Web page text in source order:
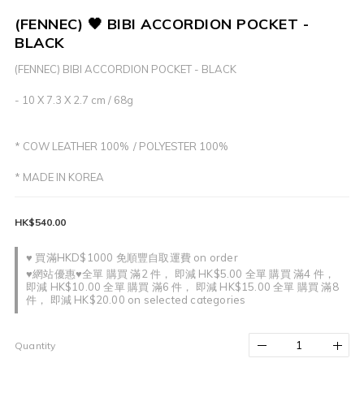
(FENNEC) 🖤 BIBI ACCORDION POCKET -
BLACK
(FENNEC) BIBI ACCORDION POCKET - BLACK
- 10 X 7.3 X 2.7 cm / 68g
* COW LEATHER 100%  / POLYESTER 100%
* MADE IN KOREA
♥ 買滿HKD$1000 免順豐自取運費 on order
♥網站優惠♥全單 購買 滿2 件， 即減 HK$5.00 全單 購買 滿4 件，
即減 HK$10.00 全單 購買 滿6 件， 即減 HK$15.00 全單 購買 滿8
件， 即減 HK$20.00 on selected categories
HK$540.00
Quantity